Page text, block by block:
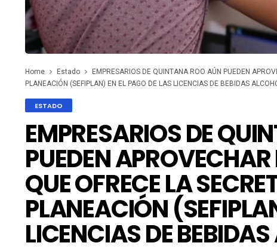
Home Estado
EMPRESARIOS DE QUINTANA ROO AÚN PUEDEN
PLANEACIÓN (SEFIPLAN) EN EL PAGO DE LAS LICENCIAS DE BEBIDAS
ESTADO
EMPRESARIOS DE
PUEDEN
QUE OFRECE LA
PLANEACIÓN
LICENCIAS DE